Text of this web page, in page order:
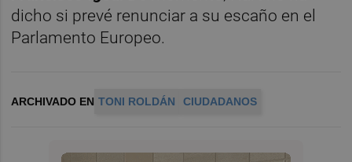
dicho si prevé renunciar a su escaño en el
Parlamento Europeo.
ARCHIVADO EN TONI ROLDÁN CIUDADANOS